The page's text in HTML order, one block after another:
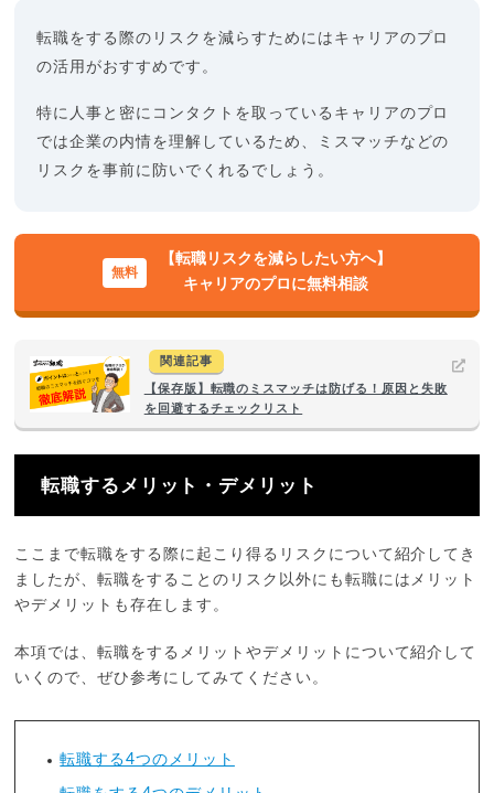
転職をする際のリスクを減らすためにはキャリアのプロ
の活用がおすすめです。
特に人事と密にコンタクトを取っているキャリアのプロ
では企業の内情を理解しているため、ミスマッチなどの
リスクを事前に防いでくれるでしょう。
【転職リスクを減らしたい方へ】
キャリアのプロに無料相談
関連記事
【保存版】転職のミスマッチは防げる！原因と失敗
を回避するチェックリスト
転職するメリット・デメリット
ここまで転職をする際に起こり得るリスクについて紹介してき
ましたが、転職をすることのリスク以外にも転職にはメリット
やデメリットも存在します。
本項では、転職をするメリットやデメリットについて紹介して
いくので、ぜひ参考にしてみてください。
転職する4つのメリット